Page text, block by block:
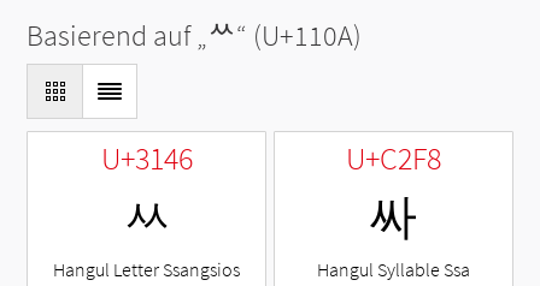
Basierend auf „ᄊ“ (U+110A)
U+3146
ㅆ
Hangul Letter Ssangsios
U+C2F8
싸
Hangul Syllable Ssa